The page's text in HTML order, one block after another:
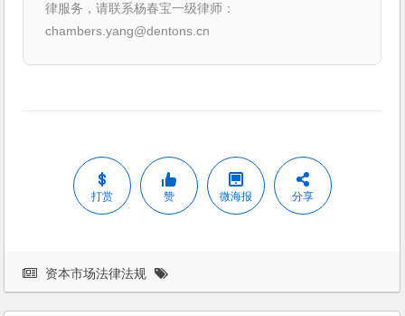
律服务，请联系杨春宝一级律师：
chambers.yang@dentons.cn
打赏 赞 微海报 分享
资本市场法律法规